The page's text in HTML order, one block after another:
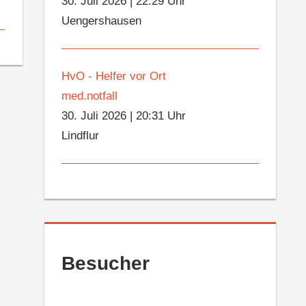
Uengershausen
HvO - Helfer vor Ort
med.notfall
30. Juli 2026 |20:31 Uhr
Lindflur
Besucher